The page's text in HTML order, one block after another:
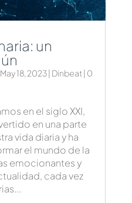
un
May 18, 2023| Dinbeat | 0
en el siglo XXI,
en una parte
vida diaria y ha
el mundo de la
emocionantes y
cada vez